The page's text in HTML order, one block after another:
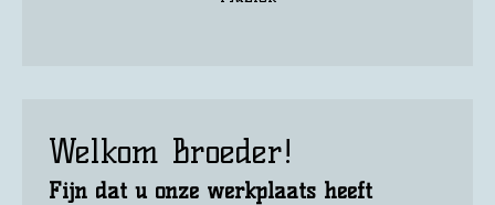
Welkom Broeder!
Fijn dat u onze werkplaats heeft